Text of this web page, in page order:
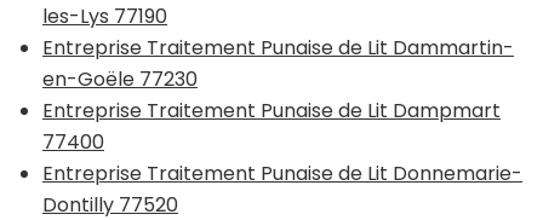
les-Lys 77190
Entreprise Traitement Punaise de Lit Dammartin-
en-Goële 77230
Entreprise Traitement Punaise de Lit Dampmart
77400
Entreprise Traitement Punaise de Lit Donnemarie-
Dontilly 77520